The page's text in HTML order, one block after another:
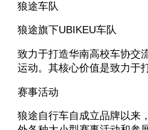
狼途车队
狼途旗下UBIKEU车队
致力于打造华南高校车协交
运动。其核心价值是致力于
赛事活动
狼途自行车自成立品牌以来